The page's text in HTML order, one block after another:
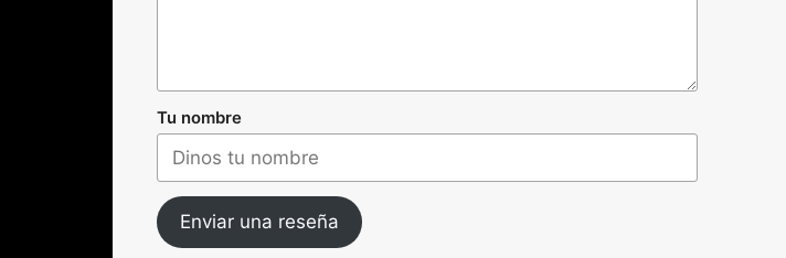
Tu nombre
Enviar una reseña